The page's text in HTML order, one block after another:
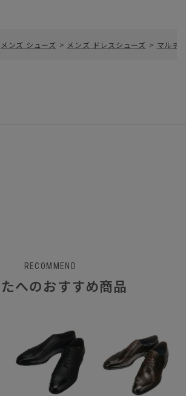
メンズ シューズ > メンズ ドレスシューズ > マルチ
RECOMMEND
へのおすすめ商品